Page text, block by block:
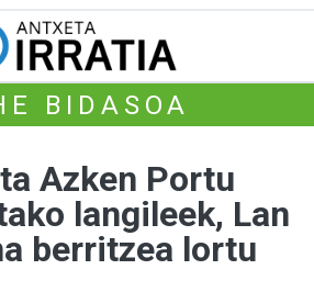
BIDASOA
Azken Portu
langileek, Lan
berritzea lortu